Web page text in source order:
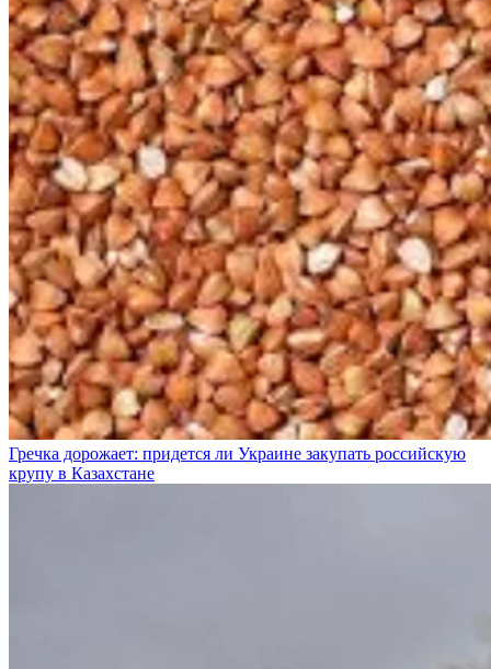
Гречка дорожает: придется ли Украине закупать российскую
крупу в Казахстане